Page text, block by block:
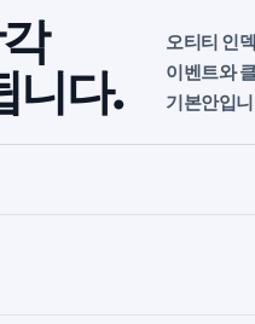
니다.
오티티 인
이벤트와
기본안입